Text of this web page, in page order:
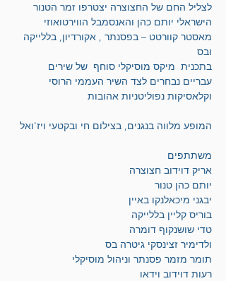
לצליל החם של החצוצרה יצטרפו זמר הטנור
הישראלי יותם כהן והאנסמבל הווירטואוזי
מאסטר קוורטט – בפסנתר , אקורדיון, בללייקה
ובס
בתכנית  מיקס מוסיקלי סוחף  של שירים
עבריים נבחרים לצד השיר העממי הרוסי
וקלאסיקות נפוליטניות אהובות
המופע מלווה בנגנים, בצילום חי ובקטעי ויז'ואל
משתתפים
אריק דוידוב חצוצרה
יותם כהן טנור
יבגני מיכאלנקו באיין
בוריס קליין בללייקה
טדי שושנקוף דומרה
ולדימיר זצינסקי גיטרה בס
תומר מזמר פסנתר וניהול מוסיקלי
רעות דוידוב וידאו